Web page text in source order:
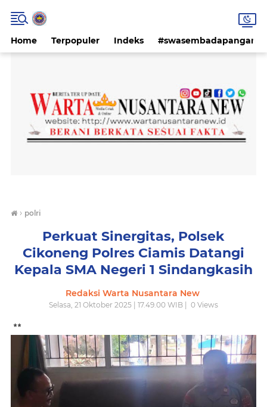
Home Terpopuler Indeks #swasembadapangan
› polri
Perkuat Sinergitas, Polsek
Cikoneng Polres Ciamis Datangi
Kepala SMA Negeri 1 Sindangkasih
Redaksi Warta Nusantara New
Selasa, 21 Oktober 2025 | 17.49.00 WIB | 0 Views
**